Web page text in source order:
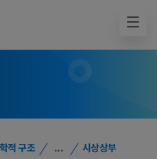
적 구조 ...
시상상부